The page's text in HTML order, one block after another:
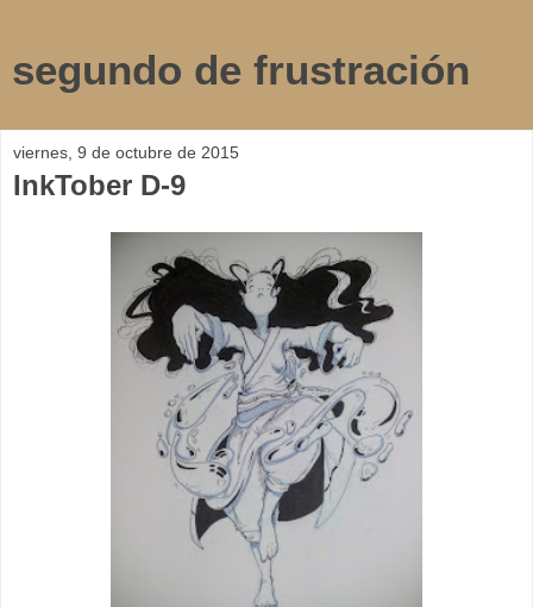
segundo de frustración
viernes, 9 de octubre de 2015
InkTober D-9